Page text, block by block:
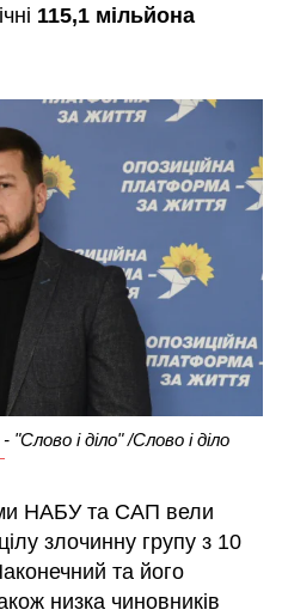
115,1 мільйона
і діло" /Слово і діло
НАБУ та САП вели
злочинну групу з 10
та його
низка чиновників